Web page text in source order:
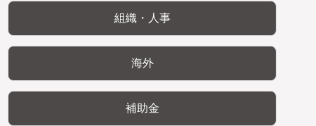
組織・人事
海外
補助金